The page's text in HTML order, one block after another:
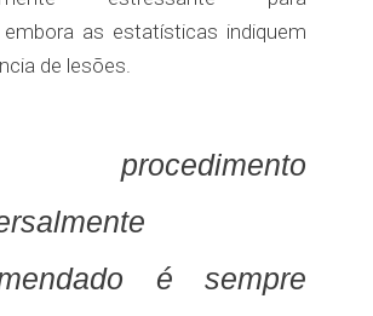
embora as estatísticas indiquem
de lesões.
procedimento
é sempre